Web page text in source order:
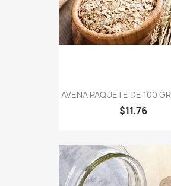
AVENA PAQUETE DE 100
$11.76